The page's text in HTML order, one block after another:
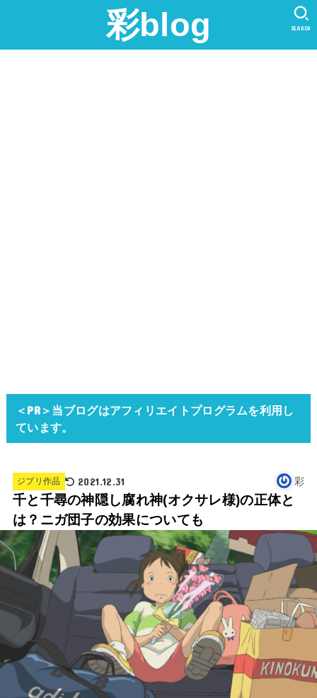
彩blog SEARCH
＜PR＞当ブログはアフィリエイトプログラムを利用し
ています。
ジブリ作品 2021.12.31 彩
千と千尋の神隠し腐れ神(オクサレ様)の正体と
は？ニガ団子の効果についても